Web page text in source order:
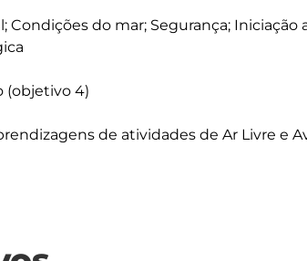
Condições do mar; Segurança; Iniciação
(objetivo 4)